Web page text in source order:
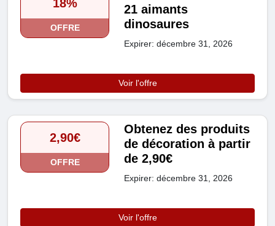
18%
OFFRE
21 aimants
dinosaures
Expirer: décembre 31, 2026
Voir l'offre
2,90€
OFFRE
Obtenez des produits
de décoration à partir
de 2,90€
Expirer: décembre 31, 2026
Voir l'offre